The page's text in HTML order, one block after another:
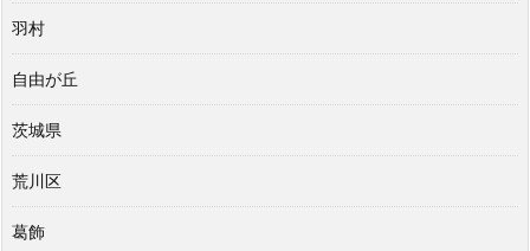
羽村
自由が丘
茨城県
荒川区
葛飾